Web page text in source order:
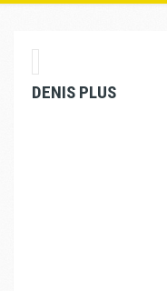
DENIS PLUS